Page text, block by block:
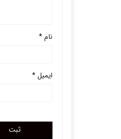
نام*
ایمیل*